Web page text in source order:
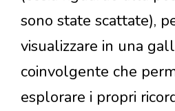
sono state scattate),
visualizzare in una
coinvolgente che
esplorare i propri